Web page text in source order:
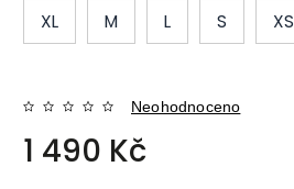
XL
M L S XS
Neohodnoceno
1 490 Kč